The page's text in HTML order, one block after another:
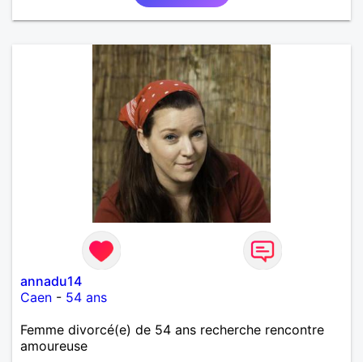
annadu14
Caen - 54 ans
Femme divorcé(e) de 54 ans recherche rencontre
amoureuse